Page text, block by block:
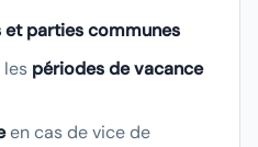
et parties communes
périodes de vacance
en cas de vice de